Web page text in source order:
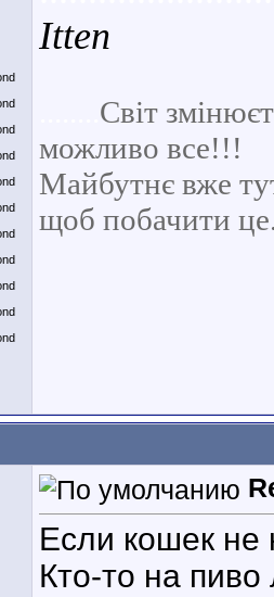
Itten
Світ
можливо все!!!
Майбутнє вже
щоб побачити
Если кошек не
Кто-то на